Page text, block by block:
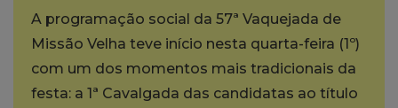
A programação social da 57ª Vaquejada de
Missão Velha teve início nesta quarta-feira (1º)
com um dos momentos mais tradicionais da
festa: a 1ª Cavalgada das candidatas ao título